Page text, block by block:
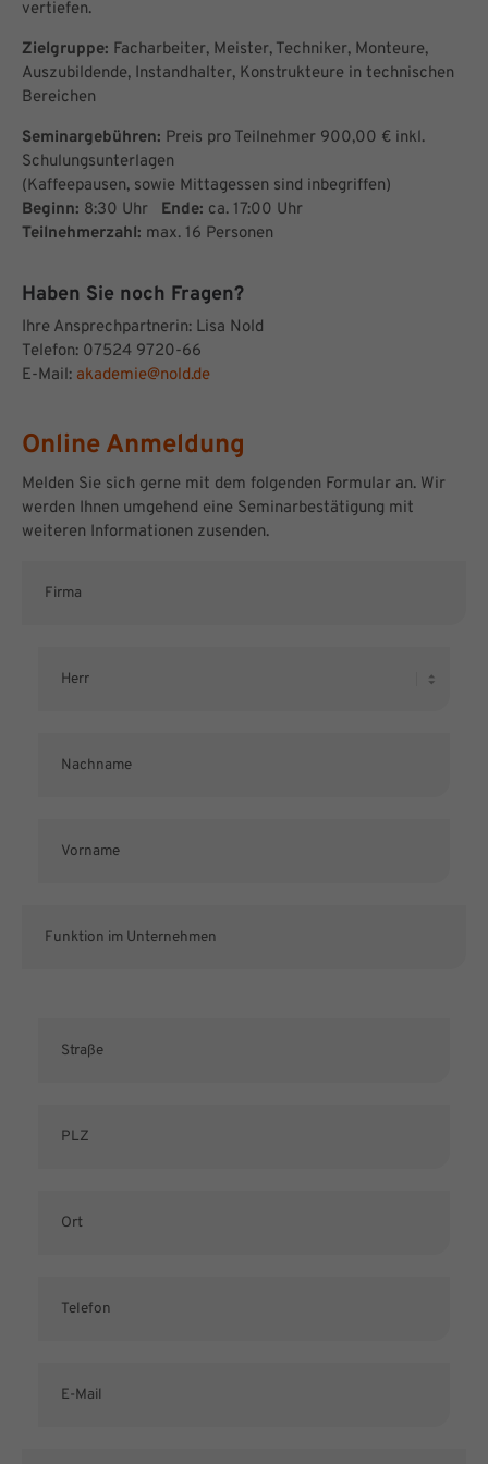
vertiefen.
Zielgruppe: Facharbeiter, Meister, Techniker, Monteure,
Auszubildende, Instandhalter, Konstrukteure in technischen
Bereichen
Seminargebühren: Preis pro Teilnehmer 900,00 € inkl.
Schulungsunterlagen
(Kaffeepausen, sowie Mittagessen sind inbegriffen)
Beginn: 8:30 Uhr Ende: ca. 17:00 Uhr
Teilnehmerzahl: max. 16 Personen
Haben Sie noch Fragen?
Ihre Ansprechpartnerin: Lisa Nold
Telefon: 07524 9720-66
E-Mail: akademie@nold.de
Online Anmeldung
Melden Sie sich gerne mit dem folgenden Formular an. Wir
werden Ihnen umgehend eine Seminarbestätigung mit
weiteren Informationen zusenden.